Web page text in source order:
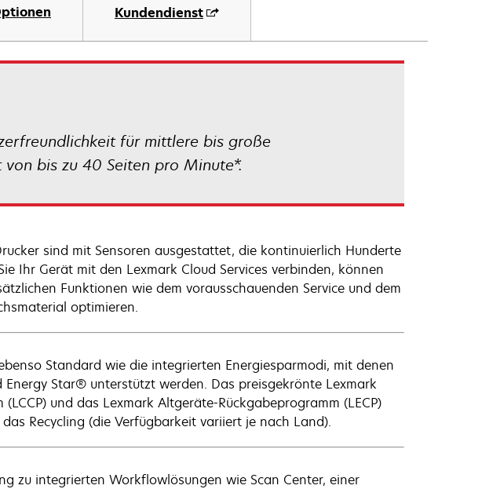
Kundendienst
für mittlere bis große
bis zu 40 Seiten pro Minute*.
sind mit Sensoren ausgestattet, die kontinuierlich Hunderte
Ihr Gerät mit den Lexmark Cloud Services verbinden, können
Funktionen wie dem vorausschauenden Service und dem
optimieren.
Standard wie die integrierten Energiesparmodi, mit denen
Energy Star® unterstützt werden. Das preisgekrönte Lexmark
und das Lexmark Altgeräte-Rückgabeprogramm (LECP)
Recycling (die Verfügbarkeit variiert je nach Land).
zu integrierten Workflowlösungen wie Scan Center, einer